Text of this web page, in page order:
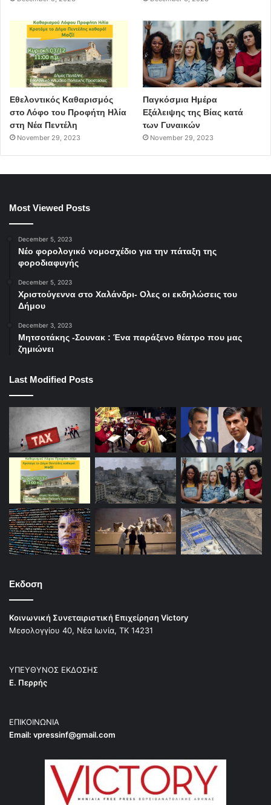
Εθελοντικός Καθαρισμός
στο Λόφο του Προφήτη Ηλία
στη Νέα Πεντέλη
November 29, 2023
Παγκόσμια Ημέρα
Εξάλειψης της Βίας κατά
των Γυναικών
November 29, 2023
Most Viewed Posts
December 5, 2023
Νέο φορολογικό νομοσχέδιο για την πάταξη της
φοροδιαφυγής
December 5, 2023
Χριστούγεννα στο Χαλάνδρι- Ολες οι εκδηλώσεις του
Δήμου
December 3, 2023
Μητσοτάκης -Σουνακ : Ένα παράξενο θέατρο που μας
ζημιώνει
Last Modified Posts
Εκδοση
Κοινωνική Συνεταιριστική Επιχείρηση Victory
Μεσολογγίου 40, Νέα Ιωνία, ΤΚ 14231
ΥΠΕΥΘΥΝΟΣ ΕΚΔΟΣΗΣ
Ε. Περρής
ΕΠΙΚΟΙΝΩΝΙΑ
Email: vpressinf@gmail.com